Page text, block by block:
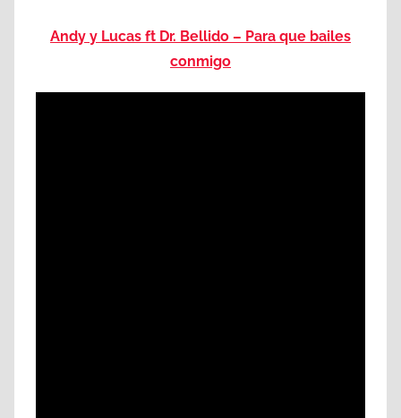
Andy y Lucas ft Dr. Bellido – Para que bailes
conmigo